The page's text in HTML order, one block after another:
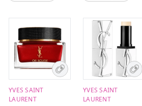
YVES SAINT
LAURENT
YVES SAINT
LAURENT